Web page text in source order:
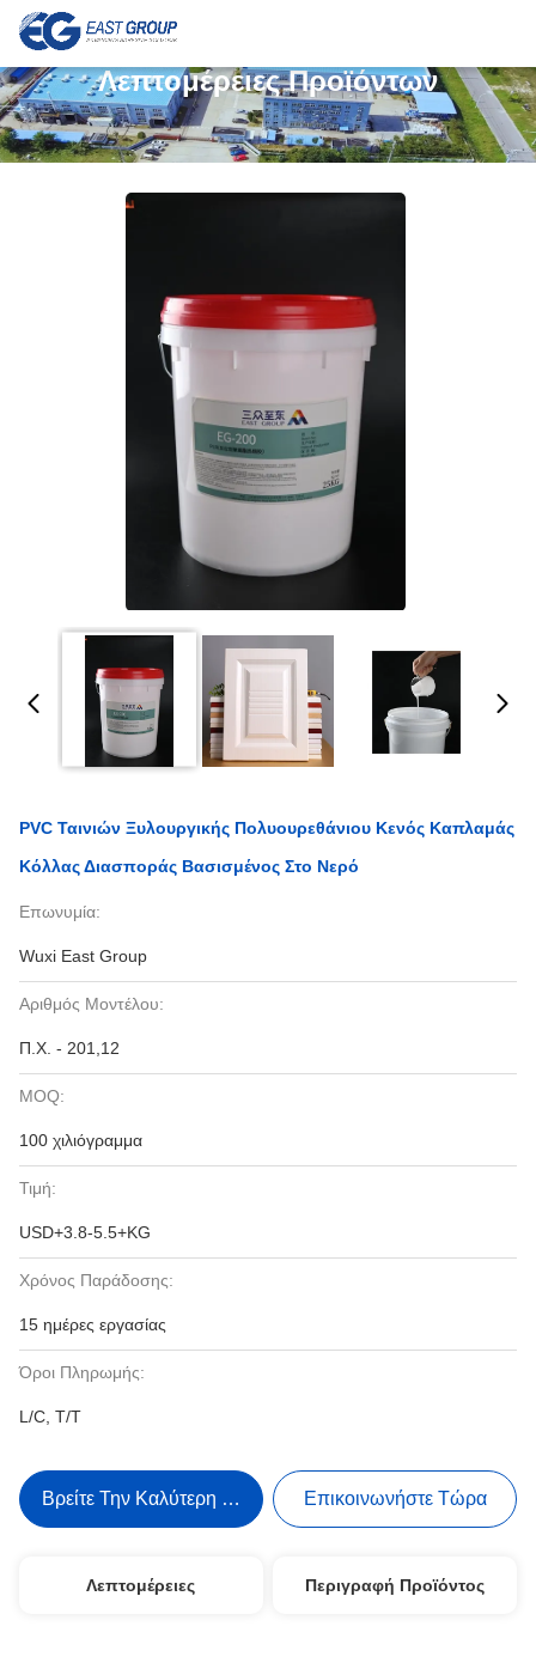
Λεπτομέρειες Προϊόντων
PVC Ταινιών Ξυλουργικής Πολυουρεθάνιου Κενός Καπλαμάς
Κόλλας Διασποράς Βασισμένος Στο Νερό
Επωνυμία:
Wuxi East Group
Αριθμός Μοντέλου:
Π.Χ. - 201,12
MOQ:
100 χιλιόγραμμα
Τιμή:
USD+3.8-5.5+KG
Χρόνος Παράδοσης:
15 ημέρες εργασίας
Όροι Πληρωμής:
L/C, T/T
Βρείτε Την Καλύτερη Τιμή Επικοινωνήστε Τώρα
Λεπτομέρειες Περιγραφή Προϊόντος